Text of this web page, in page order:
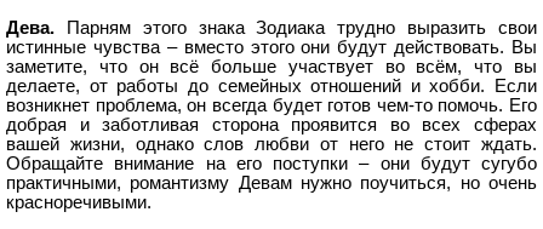
Дева. Парням этого знака Зодиака трудно выразить свои
истинные чувства – вместо этого они будут действовать. Вы
заметите, что он всё больше участвует во всём, что вы
делаете, от работы до семейных отношений и хобби. Если
возникнет проблема, он всегда будет готов чем-то помочь. Его
добрая и заботливая сторона проявится во всех сферах
вашей жизни, однако слов любви от него не стоит ждать.
Обращайте внимание на его поступки – они будут сугубо
практичными, романтизму Девам нужно поучиться, но очень
красноречивыми.